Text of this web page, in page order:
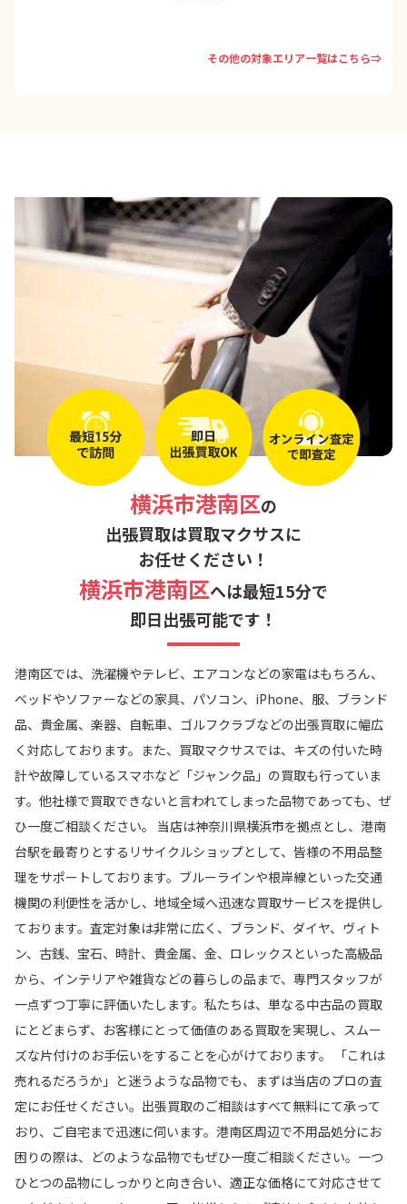
その他の対象エリア一覧はこちら⇒
横浜市港南区の
出張買取は買取マクサスに
お任せください！
横浜市港南区へは最短15分で
即日出張可能です！
港南区では、洗濯機やテレビ、エアコンなどの家電はもちろん、
ベッドやソファーなどの家具、パソコン、iPhone、服、ブランド
品、貴金属、楽器、自転車、ゴルフクラブなどの出張買取に幅広
く対応しております。また、買取マクサスでは、キズの付いた時
計や故障しているスマホなど「ジャンク品」の買取も行っていま
す。他社様で買取できないと言われてしまった品物であっても、ぜ
ひ一度ご相談ください。 当店は神奈川県横浜市を拠点とし、港南
台駅を最寄りとするリサイクルショップとして、皆様の不用品整
理をサポートしております。ブルーラインや根岸線といった交通
機関の利便性を活かし、地域全域へ迅速な買取サービスを提供し
ております。査定対象は非常に広く、ブランド、ダイヤ、ヴィト
ン、古銭、宝石、時計、貴金属、金、ロレックスといった高級品
から、インテリアや雑貨などの暮らしの品まで、専門スタッフが
一点ずつ丁寧に評価いたします。私たちは、単なる中古品の買取
にとどまらず、お客様にとって価値のある買取を実現し、スムー
ズな片付けのお手伝いをすることを心がけております。 「これは
売れるだろうか」と迷うような品物でも、まずは当店のプロの査
定にお任せください。出張買取のご相談はすべて無料にて承って
おり、ご自宅まで迅速に伺います。港南区周辺で不用品処分にお
困りの際は、どのような品物でもぜひ一度ご相談ください。一つ
ひとつの品物にしっかりと向き合い、適正な価格にて対応させて